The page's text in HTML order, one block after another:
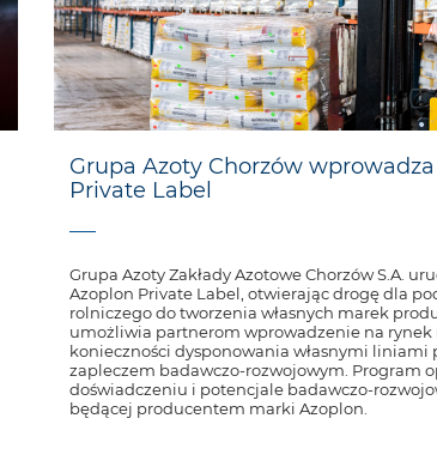
Grupa Azoty Chorzów
Private Label
Grupa Azoty Zakłady Azotowe Chorzów S.A.
Azoplon Private Label, otwierając drogę dla
rolniczego do tworzenia własnych marek
umożliwia partnerom wprowadzenie na rynek
konieczności dysponowania własnymi liniami
zapleczem badawczo-rozwojowym. Program
doświadczeniu i potencjale badawczo-
będącej producentem marki Azoplon.